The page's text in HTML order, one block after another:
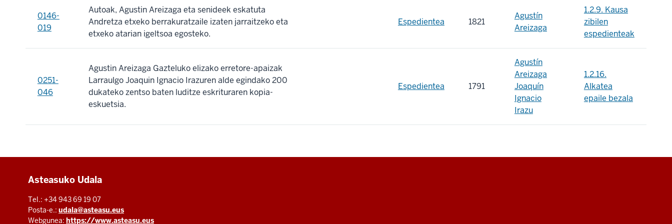
0146-
019
Autoak, Agustin Areizaga eta senideek eskatuta
Andretza etxeko berrakuratzaile izaten jarraitzeko eta
etxeko atarian igeltsoa egosteko.
Espedientea 1821
Agustín
Areizaga
1.2.9. Kausa
zibilen
espedienteak
0251-
046
Agustin Areizaga Gazteluko elizako erretore-apaizak
Larraulgo Joaquin Ignacio Irazuren alde egindako 200
dukateko zentso baten luditze eskrituraren kopia-
eskuetsia.
Espedientea 1791
Agustín
Areizaga
Joaquín
Ignacio
Irazu
1.2.16.
Alkatea
epaile bezala
Additional
Asteasuko Udala
Tel.: +34 943 69 19 07
Posta-e.: udala@asteasu.eus
Webgunea: https://www.asteasu.eus